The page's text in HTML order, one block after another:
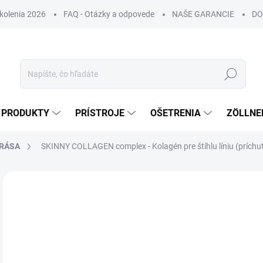
2026 FAQ - Otázky a odpovede NAŠE GARANCIE
Hľadať
PRODUKTY PRÍSTROJE OŠETRENIA
SKINNY COLLAGEN complex - Kolagén pre štíhlu líniu